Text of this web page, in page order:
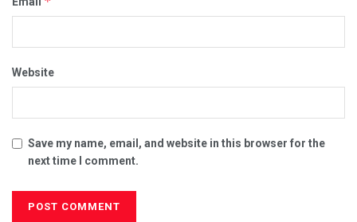
Website
Save my name, email, and website in this browser for the
next time I comment.